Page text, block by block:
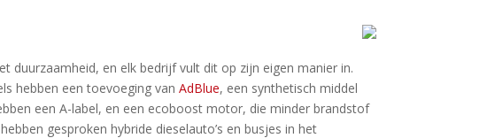
duurzaamheid, en elk bedrijf vult dit op zijn eigen manier in.
hebben een toevoeging van AdBlue, een synthetisch middel
een A-label, en een ecoboost motor, die minder brandstof
gesproken hybride dieselauto’s en busjes in het